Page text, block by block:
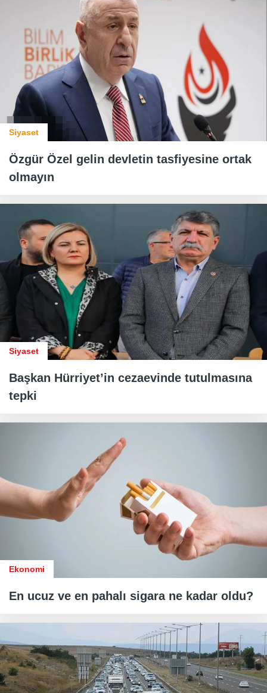
Siyaset
Özgür Özel gelin devletin tasfiyesine ortak
olmayın
Siyaset
Başkan Hürriyet’in cezaevinde tutulmasına
tepki
Ekonomi
En ucuz ve en pahalı sigara ne kadar oldu?